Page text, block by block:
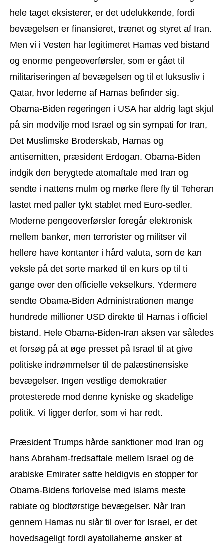
hele taget eksisterer, er det udelukkende, fordi
bevægelsen er finansieret, trænet og styret af Iran.
Men vi i Vesten har legitimeret Hamas ved bistand
og enorme pengeoverførsler, som er gået til
militariseringen af bevægelsen og til et luksusliv i
Qatar, hvor lederne af Hamas befinder sig.
Obama-Biden regeringen i USA har aldrig lagt skjul
på sin modvilje mod Israel og sin sympati for Iran,
Det Muslimske Broderskab, Hamas og
antisemitten, præsident Erdogan. Obama-Biden
indgik den berygtede atomaftale med Iran og
sendte i nattens mulm og mørke flere fly til Teheran
lastet med paller tykt stablet med Euro-sedler.
Moderne pengeoverførsler foregår elektronisk
mellem banker, men terrorister og militser vil
hellere have kontanter i hård valuta, som de kan
veksle på det sorte marked til en kurs op til ti
gange over den officielle vekselkurs. Ydermere
sendte Obama-Biden Administrationen mange
hundrede millioner USD direkte til Hamas i officiel
bistand. Hele Obama-Biden-Iran aksen var således
et forsøg på at øge presset på Israel til at give
politiske indrømmelser til de palæstinensiske
bevægelser. Ingen vestlige demokratier
protesterede mod denne kyniske og skadelige
politik. Vi ligger derfor, som vi har redt.
Præsident Trumps hårde sanktioner mod Iran og
hans Abraham-fredsaftale mellem Israel og de
arabiske Emirater satte heldigvis en stopper for
Obama-Bidens forlovelse med islams meste
rabiate og blodtørstige bevægelser. Når Iran
gennem Hamas nu slår til over for Israel, er det
hovedsageligt fordi ayatollaherne ønsker at